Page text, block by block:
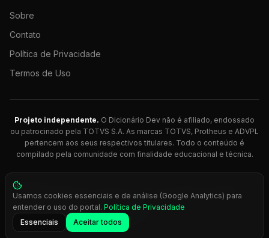
Sobre
Contato
Política de Privacidade
Termos de Uso
Projeto independente. O Dicionário Dev não é afiliado, endossado
ou patrocinado pela TOTVS S.A. As marcas TOTVS, Protheus e ADVPL
pertencem aos seus respectivos titulares. Todo o conteúdo é
compilado pela comunidade com finalidade educacional e técnica.
© 2026 Dicionário Dev. Feito com 💚 para desenvolvedores
Protheus.
Press Ctrl+K
Usamos cookies essenciais e de análise (Google Analytics) para
entender o uso do portal. Política de Privacidade
Essenciais
Aceitar todos